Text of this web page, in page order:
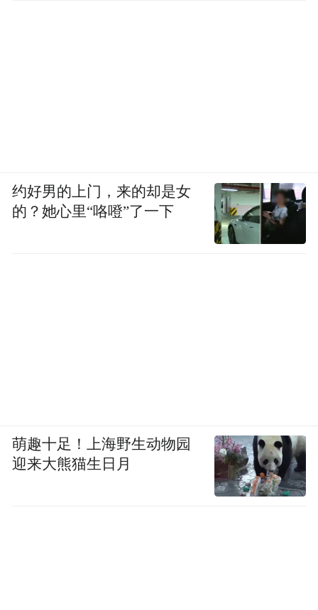
约好男的上门，来的却是女
的？她心里“咯噔”了一下
萌趣十足！上海野生动物园
迎来大熊猫生日月